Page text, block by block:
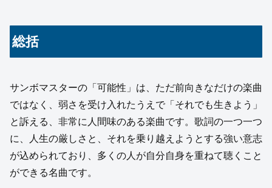
総括
サンボマスターの「可能性」は、ただ前向きなだけの楽曲
ではなく、弱さを受け入れたうえで「それでも生きよう」
と訴える、非常に人間味のある楽曲です。歌詞の一つ一つ
に、人生の厳しさと、それを乗り越えようとする強い意志
が込められており、多くの人が自分自身を重ねて聴くこと
ができる名曲です。